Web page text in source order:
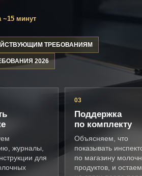
~15 минут
ТРЕБОВАНИЯМ
2026
журналы,
для
03
Поддержка
по комплекту
Объясняем, что
показывать
по магазину
продуктов, и